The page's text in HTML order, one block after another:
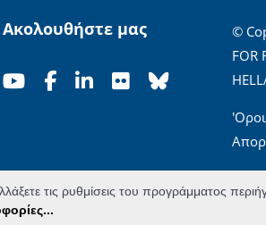
Ακολουθήστε μας
©
FOR
τις ρυθμίσεις του προγράμματος